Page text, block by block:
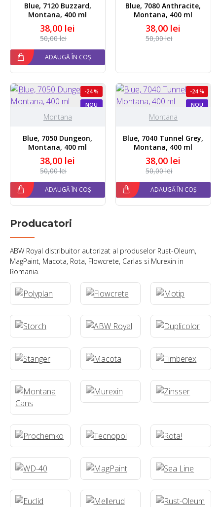
Blue, 7120 Buzzard,
Montana, 400 ml
38,00 lei
50,00 lei
ADAUGĂ ÎN COȘ
Blue, 7080 Anthracite,
Montana, 400 ml
38,00 lei
50,00 lei
NOU
-24 %
Montana
Blue, 7050 Dungeon,
Montana, 400 ml
38,00 lei
50,00 lei
ADAUGĂ ÎN COȘ
NOU
-24 %
Montana
Blue, 7040 Tunnel Grey,
Montana, 400 ml
38,00 lei
50,00 lei
ADAUGĂ ÎN COȘ
Producatori
ABW Royal distribuitor autorizat al produselor Rust-Oleum,
MagPaint, Macota, Rota, Flowcrete, Carlas si Murexin in
Romania.